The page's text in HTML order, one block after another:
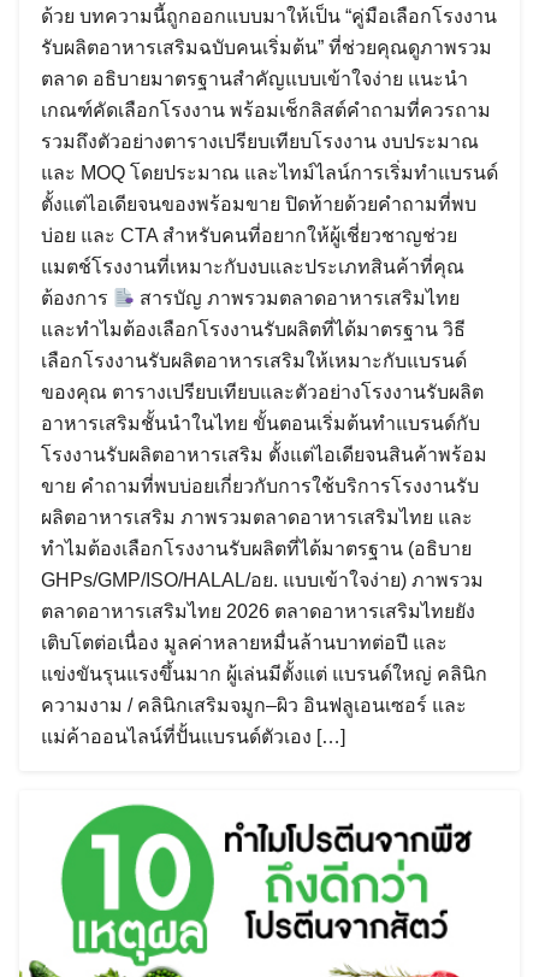
Search
Search
ด้วย บทความนี้ถูกออกแบบมาให้เป็น “คู่มือเลือกโรงงาน
รับผลิตอาหารเสริมฉบับคนเริ่มต้น” ที่ช่วยคุณดูภาพรวม
ตลาด อธิบายมาตรฐานสำคัญแบบเข้าใจง่าย แนะนำ
เกณฑ์คัดเลือกโรงงาน พร้อมเช็กลิสต์คำถามที่ควรถาม
รวมถึงตัวอย่างตารางเปรียบเทียบโรงงาน งบประมาณ
และ MOQ โดยประมาณ และไทม์ไลน์การเริ่มทำแบรนด์
ตั้งแต่ไอเดียจนของพร้อมขาย ปิดท้ายด้วยคำถามที่พบ
บ่อย และ CTA สำหรับคนที่อยากให้ผู้เชี่ยวชาญช่วย
แมตช์โรงงานที่เหมาะกับงบและประเภทสินค้าที่คุณ
ต้องการ
สารบัญ ภาพรวมตลาดอาหารเสริมไทย
และทำไมต้องเลือกโรงงานรับผลิตที่ได้มาตรฐาน วิธี
เลือกโรงงานรับผลิตอาหารเสริมให้เหมาะกับแบรนด์
ของคุณ ตารางเปรียบเทียบและตัวอย่างโรงงานรับผลิต
อาหารเสริมชั้นนำในไทย ขั้นตอนเริ่มต้นทำแบรนด์กับ
โรงงานรับผลิตอาหารเสริม ตั้งแต่ไอเดียจนสินค้าพร้อม
ขาย คำถามที่พบบ่อยเกี่ยวกับการใช้บริการโรงงานรับ
ผลิตอาหารเสริม ภาพรวมตลาดอาหารเสริมไทย และ
ทำไมต้องเลือกโรงงานรับผลิตที่ได้มาตรฐาน (อธิบาย
GHPs/GMP/ISO/HALAL/อย. แบบเข้าใจง่าย) ภาพรวม
ตลาดอาหารเสริมไทย 2026 ตลาดอาหารเสริมไทยยัง
เติบโตต่อเนื่อง มูลค่าหลายหมื่นล้านบาทต่อปี และ
แข่งขันรุนแรงขึ้นมาก ผู้เล่นมีตั้งแต่ แบรนด์ใหญ่ คลินิก
ความงาม / คลินิกเสริมจมูก–ผิว อินฟลูเอนเซอร์ และ
แม่ค้าออนไลน์ที่ปั้นแบรนด์ตัวเอง […]